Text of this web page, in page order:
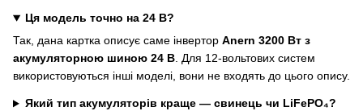
Ця модель точно на 24 В?
Так, дана картка описує саме інвертор Anern 3200 Вт з
акумуляторною шиною 24 В. Для 12-вольтових систем
використовуються інші моделі, вони не входять до цього опису.
Який тип акумуляторів краще — свинець чи LiFePO₄?